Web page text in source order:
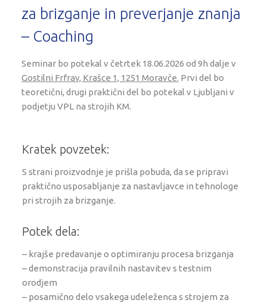
za brizganje in preverjanje znanja
– Coaching
Seminar bo potekal v četrtek 18.06.2026 od 9h dalje v
Gostilni Frfrav, Krašce 1, 1251 Moravče. Prvi del bo
teoretični, drugi praktični del bo potekal v Ljubljani v
podjetju VPL na strojih KM.
Kratek povzetek:
S strani proizvodnje je prišla pobuda, da se pripravi
praktično usposabljanje za nastavljavce in tehnologe
pri strojih za brizganje.
Potek dela:
– krajše predavanje o optimiranju procesa brizganja
– demonstracija pravilnih nastavitev s testnim
orodjem
– posamično delo vsakega udeleženca s strojem za